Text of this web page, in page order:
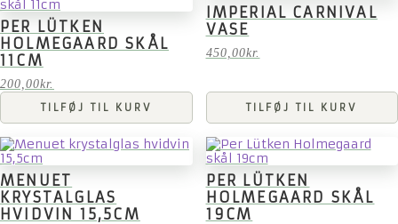
PER LÜTKEN
HOLMEGAARD SKÅL
11CM
200,00kr.
TILFØJ TIL KURV
IMPERIAL CARNIVAL
VASE
450,00kr.
TILFØJ TIL KURV
MENUET
KRYSTALGLAS
HVIDVIN 15,5CM
PER LÜTKEN
HOLMEGAARD SKÅL
19CM